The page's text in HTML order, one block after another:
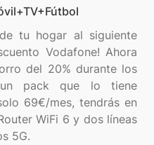
tu hogar al siguiente
Vodafone! Ahora
del 20% durante los
pack que lo tiene
69€/mes, tendrás en
WiFi 6 y dos líneas
5G.